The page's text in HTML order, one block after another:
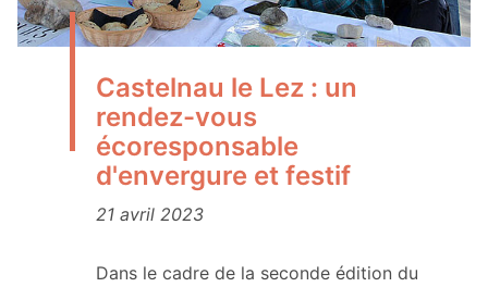
Castelnau le Lez : un
rendez-vous
écoresponsable
d'envergure et festif
21 avril 2023
Dans le cadre de la seconde édition du